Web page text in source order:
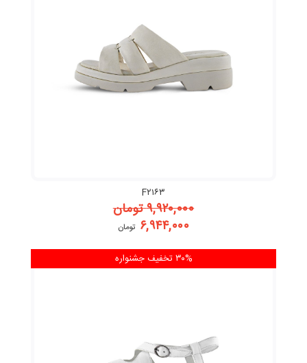
F۲۱۶۳
۹,۹۲۰,۰۰۰تومان
۶,۹۴۴,۰۰۰ تومان
۳۰% تخفیف جشنواره